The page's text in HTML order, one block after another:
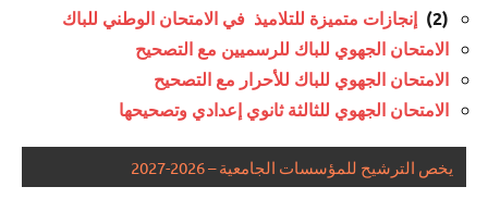
(2)
إنجازات متميزة للتلاميذ في الامتحان الوطني للباك
الامتحان الجهوي للباك للرسميين مع التصحيح
الامتحان الجهوي للباك للأحرار مع التصحيح
الامتحان الجهوي للثالثة ثانوي إعدادي وتصحيحها
يخص الترشيح للمؤسسات الجامعية – 2026-2027